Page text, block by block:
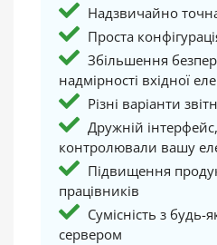
Надзвичайно
Проста
Збільшення
надмірності вхідної
Різні варіанти
Дружній
контролювали вашу
Підвищення
працівників
Сумісність з
сервером